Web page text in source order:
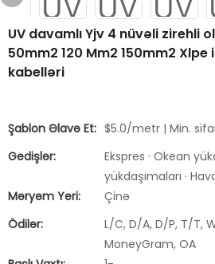
UV davamlı Yjv 4 nüvəli zirehli
50mm2 120 Mm2 150mm2
kabelləri
Şablon Əlavə Et: $5.0/metr | Min.
Gedişlər:
Ekspres · Okean
yükdaşımaları ·
Məryəm Yeri:
Çinə
Ödilər:
L/C, D/A, D/P, T/T,
MoneyGram, OA